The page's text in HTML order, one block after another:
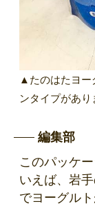
▲たのはたヨー
ンタイプがあり
編集部
このパッケ
いえば、岩
でヨーグル